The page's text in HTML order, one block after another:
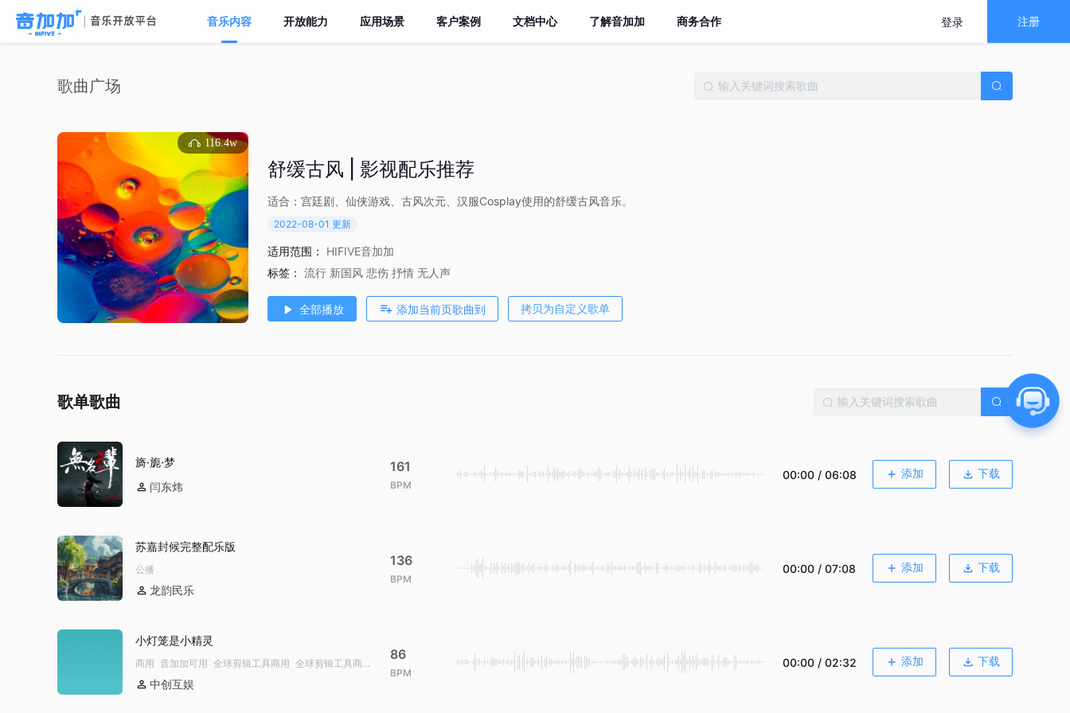
音乐内容 开放能力 应用场景 客户案例 文档中心 了解音加加 商务合作 登录 注册
歌曲广场
116.4w
舒缓古风 | 影视配乐推荐
适合：宫廷剧、仙侠游戏、古风次元、汉服Cosplay使用的舒缓古风音乐。
2022-08-01 更新
适用范围：
HIFIVE音加加
标签： 流行 新国风 悲伤 抒情 无人声
全部播放 添加当前页歌曲到 拷贝为自定义歌单
歌单歌曲
旖·旎·梦
闫东炜
161
BPM
00:00 / 06:08 添加 下载
苏嘉封候完整配乐版
公播
龙韵民乐
136
BPM
00:00 / 07:08 添加 下载
小灯笼是小精灵
商用 音加加可用 全球剪辑工具商用 全球剪辑工具商用
模板不下架 全球剪辑工具非商用模板不下架
中创互娱
86
BPM
00:00 / 02:32 添加 下载